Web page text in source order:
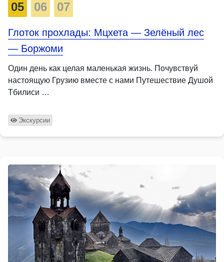
05 06 07
Глоток прохлады: Мцхета — Зелёный лес
— Боржоми
Один день как целая маленькая жизнь. Почувствуй
настоящую Грузию вместе с нами Путешествие Душой
Тбилиси …
Экскурсии